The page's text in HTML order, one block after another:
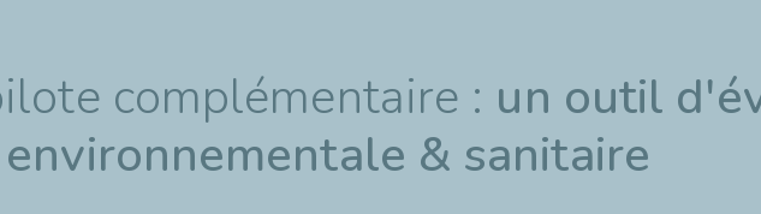
complémentaire : un outil
& sanitaire